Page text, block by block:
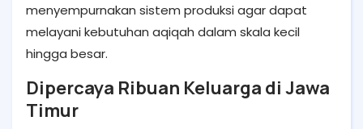
menyempurnakan sistem produksi agar dapat
melayani kebutuhan aqiqah dalam skala kecil
hingga besar.
Dipercaya Ribuan Keluarga di Jawa
Timur